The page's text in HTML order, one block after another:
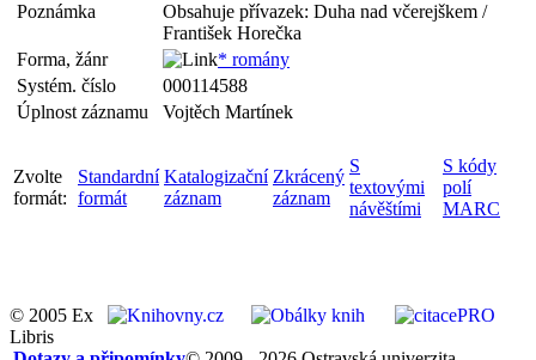
Poznámka
Obsahuje přívazek: Duha nad včerejškem /
František Horečka
Forma, žánr
* romány
Systém. číslo
000114588
Úplnost záznamu
Vojtěch Martínek
Zvolte
formát:
Standardní
formát
Katalogizační
záznam
Zkrácený
záznam
S
textovými
návěštími
S kódy
polí
MARC
© 2005 Ex
Libris